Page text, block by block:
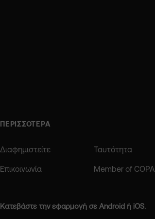
ΠΕΡΙΣΣΟΤΕΡΑ
Διαφημιστείτε Ταυτότητα
Επικοινωνία Member of COPA
Κατεβάστε την εφαρμογή σε Android ή iOS.